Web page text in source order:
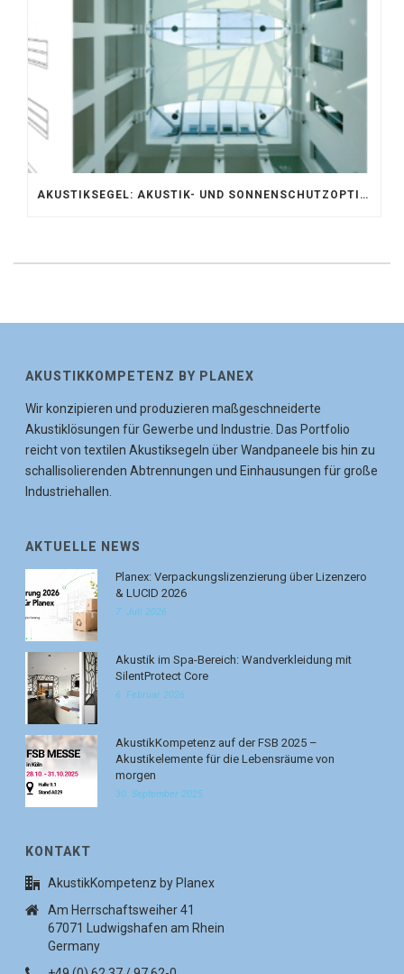
AKUSTIKSEGEL: AKUSTIK- UND SONNENSCHUTZOPTIMIERUNG IM ATRIUM DER UNIVERSITÄT BONN
AKUSTIKKOMPETENZ BY PLANEX
Wir konzipieren und produzieren maßgeschneiderte
Akustiklösungen für Gewerbe und Industrie. Das Portfolio
reicht von textilen Akustiksegeln über Wandpaneele bis hin zu
schallisolierenden Abtrennungen und Einhausungen für große
Industriehallen.
AKTUELLE NEWS
Planex: Verpackungslizenzierung über Lizenzero
& LUCID 2026
7. Juli 2026
Akustik im Spa-Bereich: Wandverkleidung mit
SilentProtect Core
6. Februar 2026
AkustikKompetenz auf der FSB 2025 –
Akustikelemente für die Lebensräume von
morgen
30. September 2025
KONTAKT
AkustikKompetenz by Planex
Am Herrschaftsweiher 41
67071 Ludwigshafen am Rhein
Germany